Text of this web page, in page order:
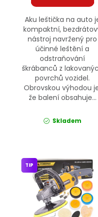
Aku leštička na auto
kompaktní,
nástroj navržený pro
účinné leštění a
odstraňování
škrábanců z
povrchů vozidel.
Obrovskou výhodou
že balení obsahuje...
Skladem
TIP